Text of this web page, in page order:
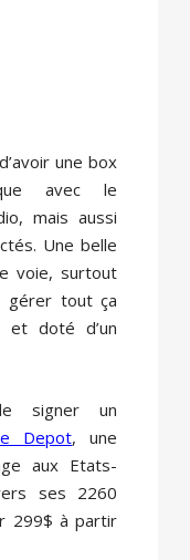
une box
avec le
mais aussi
Une belle
voie, surtout
gérer tout ça
et doté d’un
signer un
Depot, une
aux Etats-
ses 2260
299$ à partir